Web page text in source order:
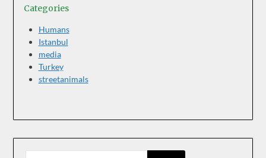
Categories
Humans
Istanbul
media
Turkey
streetanimals